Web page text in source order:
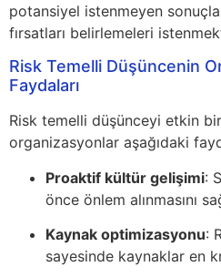
potansiyel istenmeyen
fırsatları belirlemeleri
Risk Temelli Düşüncenin
Faydaları
Risk temelli düşünceyi etkin
organizasyonlar aşağıdaki
Proaktif kültür gelişimi:
önce önlem alınmasını
Kaynak optimizasyonu:
sayesinde kaynaklar en